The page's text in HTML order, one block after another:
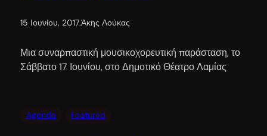
15 Ιουνίου, 2017.Άκης Λούκας
Μια συναρπαστική μουσικοχορευτική παράσταση, το
Σάββατο 17 Ιουνίου, στο Δημοτικό Θέατρο Λαμίας
Agenda Featured